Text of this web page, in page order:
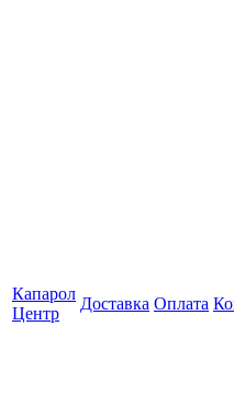
Капарол
Центр
Доставка Оплата